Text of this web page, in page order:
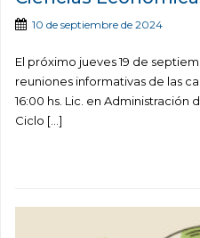
10 de septiembre de 2024
El próximo jueves 19 de
reuniones informativas de las
16:00 hs. Lic. en Administración
Ciclo […]